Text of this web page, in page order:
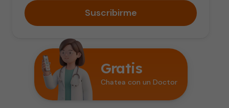
Suscribirme
Gratis
Chatea con un Doctor